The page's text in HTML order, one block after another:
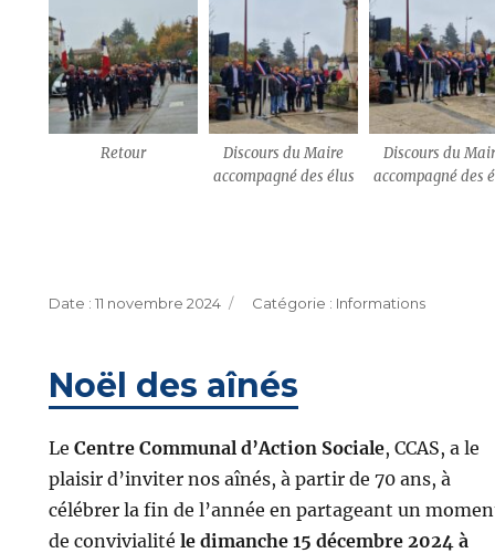
Retour
Discours du Maire
accompagné des élus
Discours du
accompagné des
Publié
11 novembre 2024 Catégories
Informations
Noël des aînés
Le Centre Communal d’Action Sociale, CCAS, a le
plaisir d’inviter nos aînés, à partir de 70 ans, à
célébrer la fin de l’année en partageant un
de convivialité le dimanche 15 décembre 2024 à